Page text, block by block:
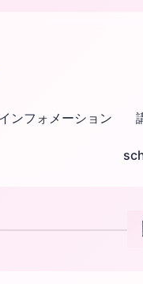
インフォメーション